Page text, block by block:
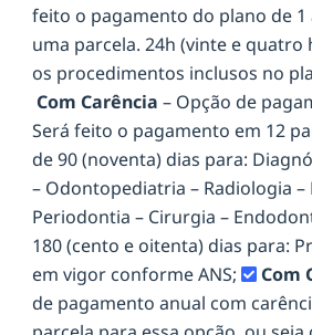
feito o pagamento do plano de 1
uma parcela. 24h (vinte e quatro
os procedimentos inclusos no
Com Carência – Opção de
Será feito o pagamento em 12
de 90 (noventa) dias para:
– Odontopediatria – Radiologia –
Periodontia – Cirurgia –
180 (cento e oitenta) dias para:
em vigor conforme ANS;
Com
de pagamento anual com